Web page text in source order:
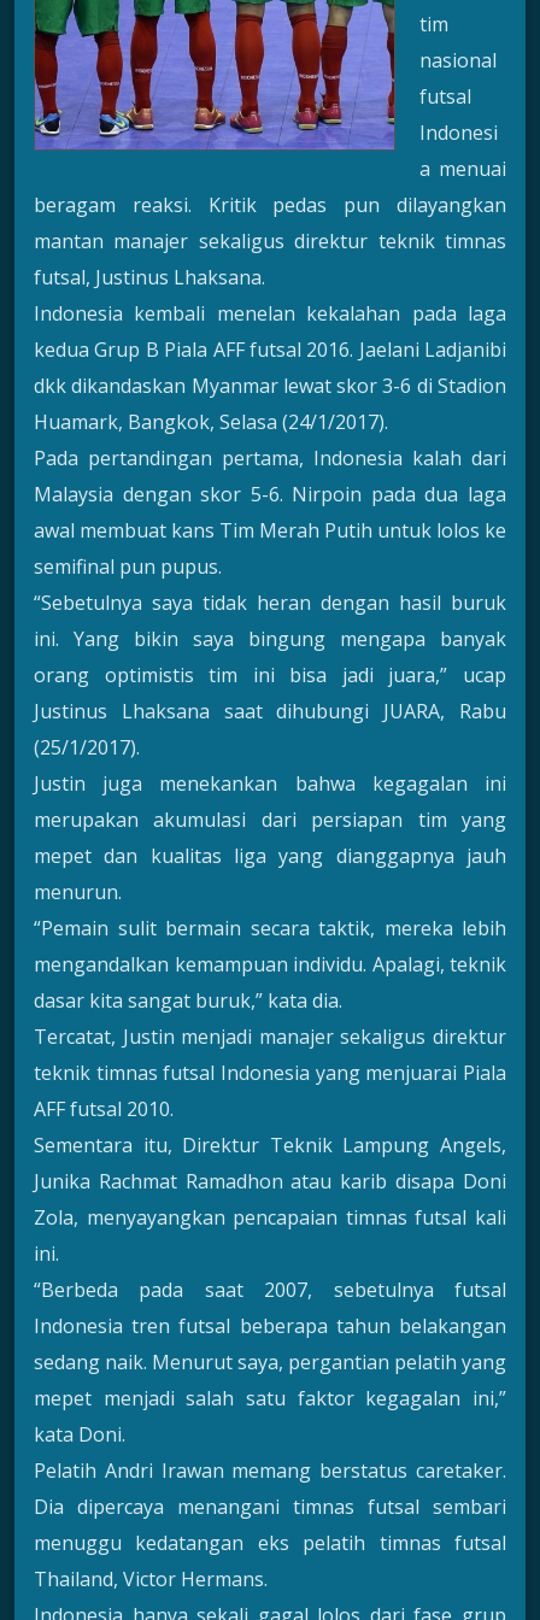
tim
nasional
futsal
Indonesi
a menuai
beragam reaksi. Kritik pedas pun dilayangkan
mantan manajer sekaligus direktur teknik timnas
futsal, Justinus Lhaksana.
Indonesia kembali menelan kekalahan pada laga
kedua Grup B Piala AFF futsal 2016. Jaelani Ladjanibi
dkk dikandaskan Myanmar lewat skor 3-6 di Stadion
Huamark, Bangkok, Selasa (24/1/2017).
Pada pertandingan pertama, Indonesia kalah dari
Malaysia dengan skor 5-6. Nirpoin pada dua laga
awal membuat kans Tim Merah Putih untuk lolos ke
semifinal pun pupus.
“Sebetulnya saya tidak heran dengan hasil buruk
ini. Yang bikin saya bingung mengapa banyak
orang optimistis tim ini bisa jadi juara,” ucap
Justinus Lhaksana saat dihubungi JUARA, Rabu
(25/1/2017).
Justin juga menekankan bahwa kegagalan ini
merupakan akumulasi dari persiapan tim yang
mepet dan kualitas liga yang dianggapnya jauh
menurun.
“Pemain sulit bermain secara taktik, mereka lebih
mengandalkan kemampuan individu. Apalagi, teknik
dasar kita sangat buruk,” kata dia.
Tercatat, Justin menjadi manajer sekaligus direktur
teknik timnas futsal Indonesia yang menjuarai Piala
AFF futsal 2010.
Sementara itu, Direktur Teknik Lampung Angels,
Junika Rachmat Ramadhon atau karib disapa Doni
Zola, menyayangkan pencapaian timnas futsal kali
ini.
“Berbeda pada saat 2007, sebetulnya futsal
Indonesia tren futsal beberapa tahun belakangan
sedang naik. Menurut saya, pergantian pelatih yang
mepet menjadi salah satu faktor kegagalan ini,”
kata Doni.
Pelatih Andri Irawan memang berstatus caretaker.
Dia dipercaya menangani timnas futsal sembari
menuggu kedatangan eks pelatih timnas futsal
Thailand, Victor Hermans.